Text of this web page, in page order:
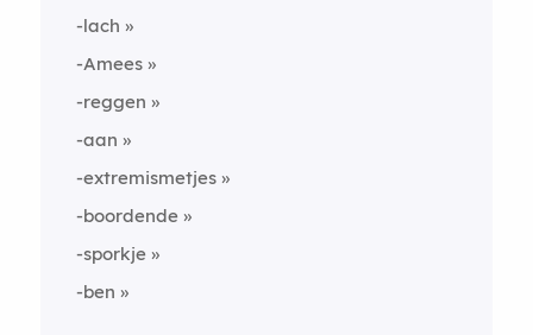
-lach
-Amees
-reggen
-aan
-extremismetjes
-boordende
-sporkje
-ben